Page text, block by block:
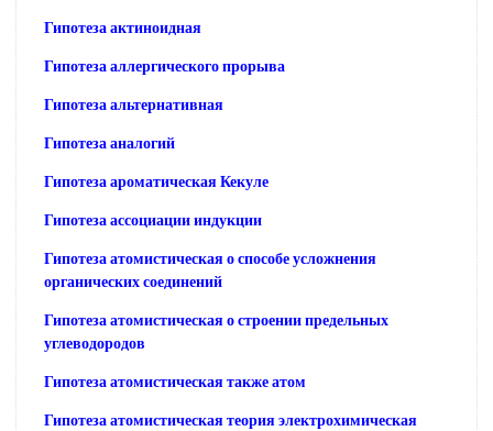
Гипотеза актиноидная
Гипотеза аллергического прорыва
Гипотеза альтернативная
Гипотеза аналогий
Гипотеза ароматическая Кекуле
Гипотеза ассоциации индукции
Гипотеза атомистическая о способе усложнения
органических соединений
Гипотеза атомистическая о строении предельных
углеводородов
Гипотеза атомистическая также атом
Гипотеза атомистическая теория электрохимическая